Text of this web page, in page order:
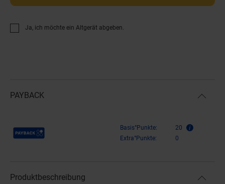
Ja, ich möchte ein Altgerät abgeben.
PAYBACK
Payback Punkte Basis°Punkte:
20
Extra°Punkte:
0
Produktbeschreibung